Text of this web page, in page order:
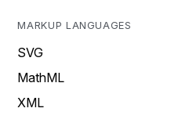
MARKUP LANGUAGES
SVG
MathML
XML